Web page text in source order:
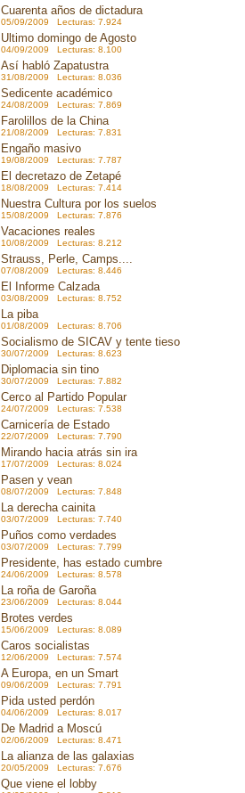
Cuarenta años de dictadura
05/09/2009 Lecturas: 7.924
Ultimo domingo de Agosto
04/09/2009 Lecturas: 8.100
Así habló Zapatustra
31/08/2009 Lecturas: 8.036
Sedicente académico
24/08/2009 Lecturas: 7.869
Farolillos de la China
21/08/2009 Lecturas: 7.831
Engaño masivo
19/08/2009 Lecturas: 7.787
El decretazo de Zetapé
18/08/2009 Lecturas: 7.414
Nuestra Cultura por los suelos
15/08/2009 Lecturas: 7.876
Vacaciones reales
10/08/2009 Lecturas: 8.212
Strauss, Perle, Camps....
07/08/2009 Lecturas: 8.446
El Informe Calzada
03/08/2009 Lecturas: 8.752
La piba
01/08/2009 Lecturas: 8.706
Socialismo de SICAV y tente tieso
30/07/2009 Lecturas: 8.623
Diplomacia sin tino
30/07/2009 Lecturas: 7.882
Cerco al Partido Popular
24/07/2009 Lecturas: 7.538
Carnicería de Estado
22/07/2009 Lecturas: 7.790
Mirando hacia atrás sin ira
17/07/2009 Lecturas: 8.024
Pasen y vean
08/07/2009 Lecturas: 7.848
La derecha cainita
03/07/2009 Lecturas: 7.740
Puños como verdades
03/07/2009 Lecturas: 7.799
Presidente, has estado cumbre
24/06/2009 Lecturas: 8.578
La roña de Garoña
23/06/2009 Lecturas: 8.044
Brotes verdes
15/06/2009 Lecturas: 8.089
Caros socialistas
12/06/2009 Lecturas: 7.574
A Europa, en un Smart
09/06/2009 Lecturas: 7.791
Pida usted perdón
04/06/2009 Lecturas: 8.017
De Madrid a Moscú
02/06/2009 Lecturas: 8.471
La alianza de las galaxias
20/05/2009 Lecturas: 7.676
Que viene el lobby